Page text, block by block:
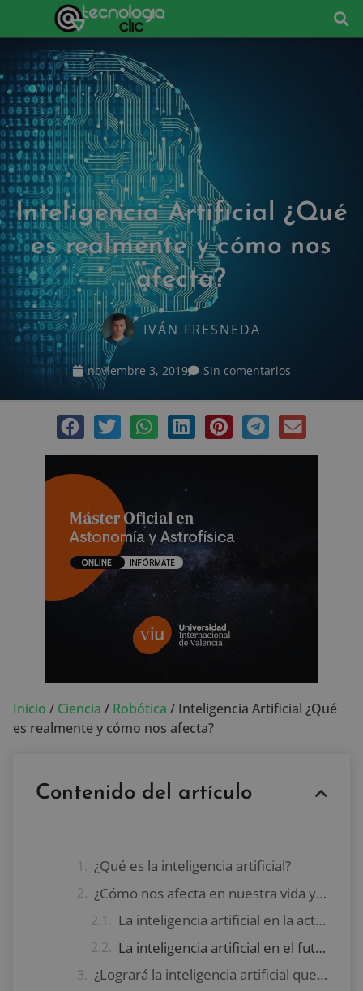
Inteligencia Artificial ¿Qué
es realmente y cómo nos
afecta?
IVÁN FRESNEDA
noviembre 3, 2019 Sin comentarios
Inicio / Ciencia / Robótica / Inteligencia Artificial ¿Qué
es realmente y cómo nos afecta?
Contenido del artículo
¿Qué es la inteligencia artificial?
¿Cómo nos afecta en nuestra vida y nuestro trabajo?
La inteligencia artificial en la actualidad
La inteligencia artificial en el futuro
¿Logrará la inteligencia artificial que el ser humano deje de trabajar?